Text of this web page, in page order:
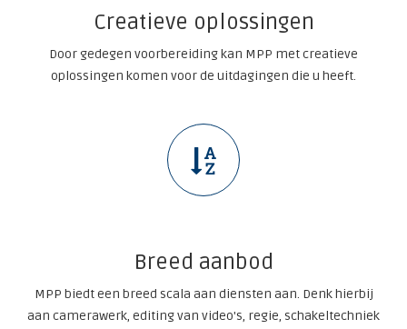
Creatieve oplossingen
Door gedegen voorbereiding kan MPP met creatieve
oplossingen komen voor de uitdagingen die u heeft.
Breed aanbod
MPP biedt een breed scala aan diensten aan. Denk hierbij
aan camerawerk, editing van video's, regie, schakeltechniek